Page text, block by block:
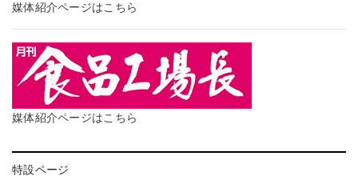
媒体紹介ページはこちら
媒体紹介ページはこちら
特設ページ